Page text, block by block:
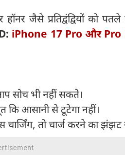
जैसे प्रतिद्वंद्वियों को पतले
iPhone 17 Pro और Pro
सोच भी नहीं सकते।
कि आसानी से टूटेगा नहीं।
चार्जिंग, तो चार्ज करने का झंझट